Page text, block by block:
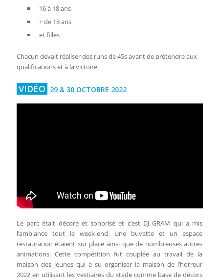
16 à 18 ans
+ de 18 ans
et filles
Chacun devait réaliser des runs de 45s avant de prétendre aux
qualifications et à la victoire.
VIDÉO 29 & 30 OCTOBRE 2022
Le parc était décoré et sonorisé et c’est DJ GRAM qui a mis
l’ambiance tout le week-end. Une buvette et un espace
restauration étaient sur place ainsi que de nombreuses autres
animations. Cette compétition fut couplée au travail de la
maison des jeunes qui a su organiser la maison de l’horreur
2022 en utilisant les vestiaires du stade comme base de décors